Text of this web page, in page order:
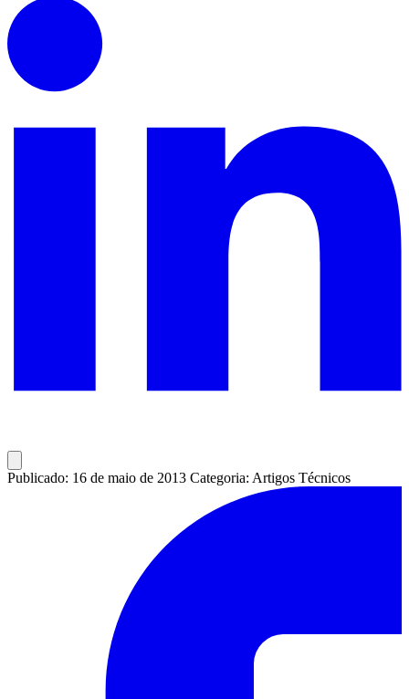
Publicado: 16 de maio de 2013 Categoria: Artigos Técnicos